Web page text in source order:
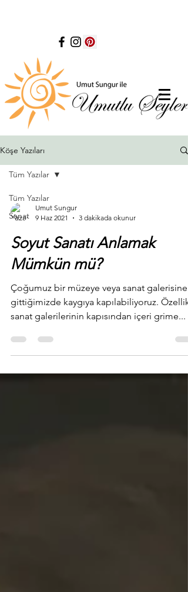
Köşe Yazıları
Tüm Yazılar
Sanat
Tüm Yazılar
Umut Sungur
9 Haz 2021
3 dakikada okunur
Soyut Sanatı Anlamak
Mümkün mü?
Çoğumuz bir müzeye veya sanat galerisine
gittiğimizde kaygıya kapılabiliyoruz.
sanat galerilerinin kapısından içeri grime...